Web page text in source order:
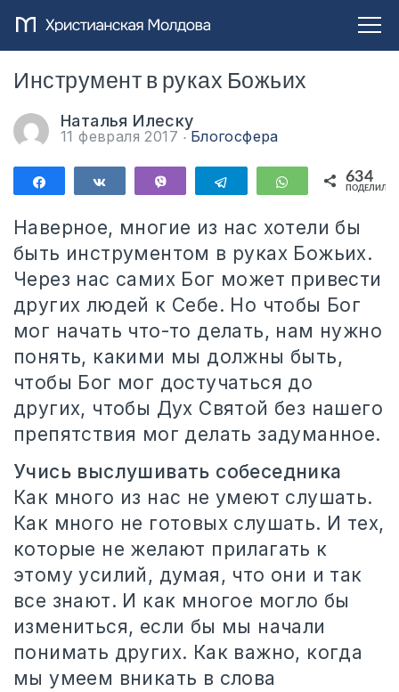
Инструмент в руках Божьих
Наталья Илеску
11 февраля 2017 Блогосфера
ПоделитьсяПоделиться Telegram WhatsApp
634
Наверное, многие из нас хотели бы
быть инструментом в руках Божьих.
Через нас самих Бог может привести
других людей к Себе. Но чтобы Бог
мог начать что-то делать, нам нужно
понять, какими мы должны быть,
чтобы Бог мог достучаться до
других, чтобы Дух Святой без нашего
препятствия мог делать задуманное.
Учись выслушивать собеседника
Как много из нас не умеют слушать.
Как много не готовых слушать. И тех,
которые не желают прилагать к
этому усилий, думая, что они и так
все знают. И как многое могло бы
измениться, если бы мы начали
понимать других. Как важно, когда
мы умеем вникать в слова